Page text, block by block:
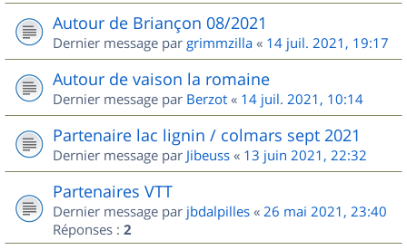
Autour de Briançon 08/2021
Dernier message par grimmzilla « 14 juil. 2021, 19:17
Autour de vaison la romaine
Dernier message par Berzot « 14 juil. 2021, 10:14
Partenaire lac lignin / colmars sept 2021
Dernier message par Jibeuss « 13 juin 2021, 22:32
Partenaires VTT
Dernier message par jbdalpilles « 26 mai 2021, 23:40
Réponses : 2